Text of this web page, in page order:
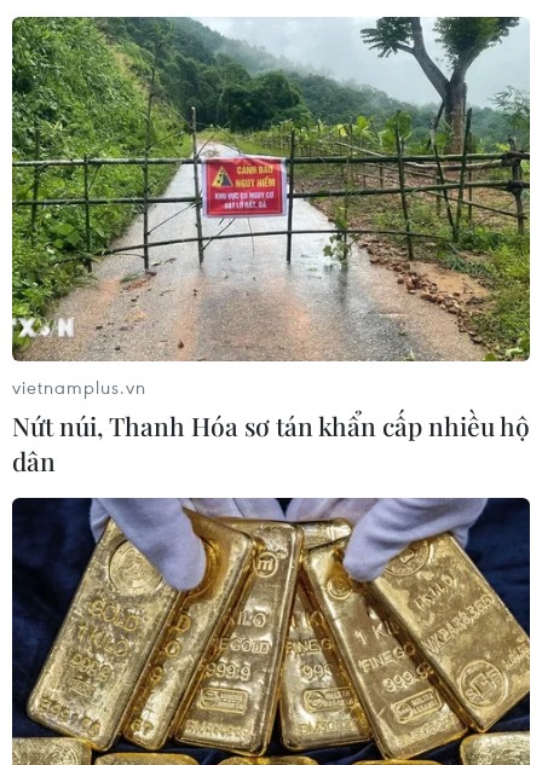
TIN CÙNG CHUYÊN MỤC
ASEAN Cup 2026: Truyền thông
vietnamplus.vn
Nứt núi, Thanh Hóa sơ tán khẩn cấp nhiều hộ
dân